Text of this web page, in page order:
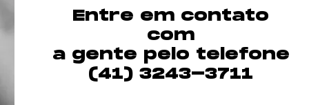
Entre em contato
com
a gente pelo telefone
(41) 3243-3711